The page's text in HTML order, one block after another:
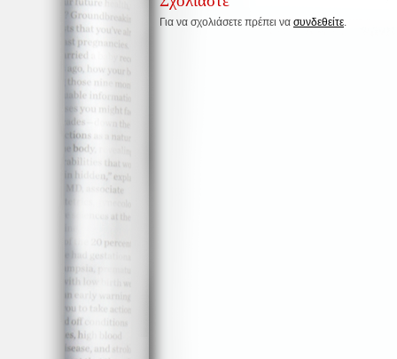
Για να σχολιάσετε πρέπει να συνδεθείτε.